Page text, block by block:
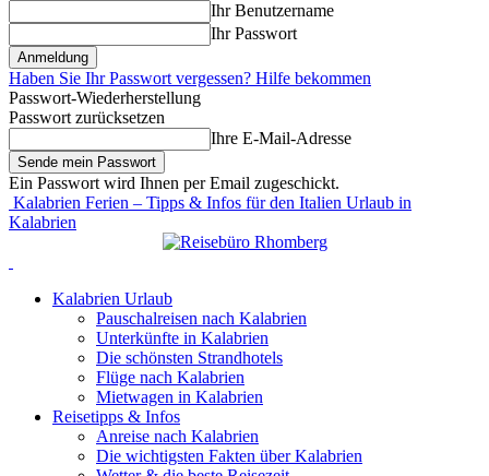
Ihr Benutzername
Ihr Passwort
Haben Sie Ihr Passwort vergessen? Hilfe bekommen
Passwort-Wiederherstellung
Passwort zurücksetzen
Ihre E-Mail-Adresse
Ein Passwort wird Ihnen per Email zugeschickt.
Kalabrien Ferien – Tipps & Infos für den Italien Urlaub in
Kalabrien
Kalabrien Urlaub
Pauschalreisen nach Kalabrien
Unterkünfte in Kalabrien
Die schönsten Strandhotels
Flüge nach Kalabrien
Mietwagen in Kalabrien
Reisetipps & Infos
Anreise nach Kalabrien
Die wichtigsten Fakten über Kalabrien